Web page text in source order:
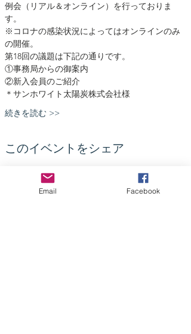
例会（リアル＆オンライン）を行っておりま
す。
※コロナの感染状況によってはオンラインのみ
の開催。
第18回の議題は下記の通りです。
①事務局からの御案内
②新入会員のご紹介
＊サンホワイト太陽炭株式会社様
続きを読む >>
このイベントをシェア
Email Facebook